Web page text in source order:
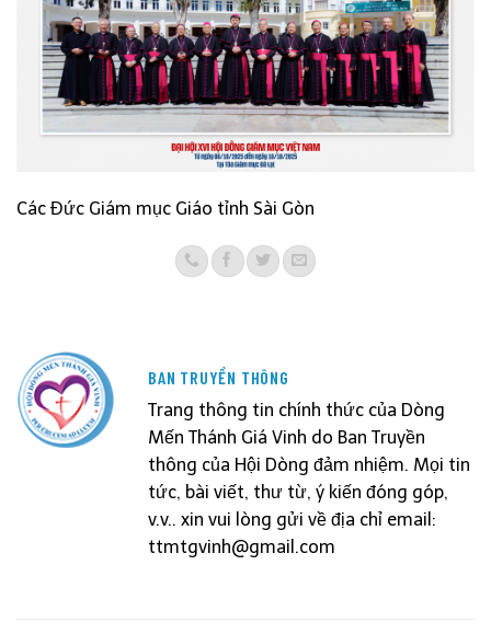
Các Đức Giám mục Giáo tỉnh Sài Gòn
BAN TRUYỀN THÔNG
Trang thông tin chính thức của Dòng
Mến Thánh Giá Vinh do Ban Truyền
thông của Hội Dòng đảm nhiệm. Mọi tin
tức, bài viết, thư từ, ý kiến đóng góp,
v.v.. xin vui lòng gửi về địa chỉ email:
ttmtgvinh@gmail.com